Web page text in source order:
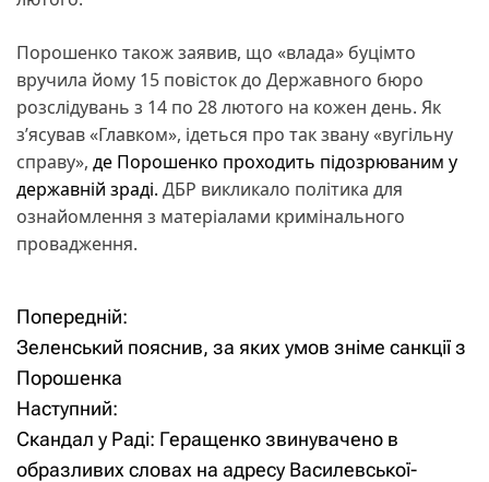
Порошенко також заявив, що «влада» буцімто
вручила йому 15 повісток до Державного бюро
розслідувань з 14 по 28 лютого на кожен день. Як
з’ясував «Главком», ідеться про так звану «вугільну
справу», де Порошенко проходить підозрюваним у
державній зраді. ДБР викликало політика для
ознайомлення з матеріалами кримінального
провадження.
Н
а
в
і
Попередній:
Зеленський пояснив, за яких умов зніме санкції з
Порошенка
Наступний:
Скандал у Раді: Геращенко звинувачено в
образливих словах на адресу Василевської-